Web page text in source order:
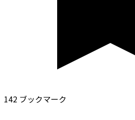
142 ブックマーク